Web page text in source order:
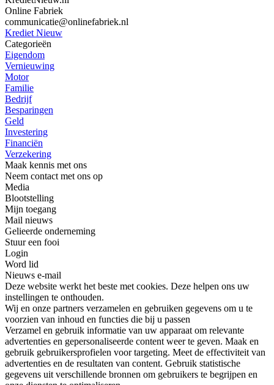
Online Fabriek
communicatie@onlinefabriek.nl
Krediet Nieuw
Categorieën
Eigendom
Vernieuwing
Motor
Familie
Bedrijf
Besparingen
Geld
Investering
Financiën
Verzekering
Maak kennis met ons
Neem contact met ons op
Media
Blootstelling
Mijn toegang
Mail nieuws
Gelieerde onderneming
Stuur een fooi
Login
Word lid
Nieuws e-mail
Deze website werkt het beste met cookies. Deze helpen ons uw
instellingen te onthouden.
Wij en onze partners verzamelen en gebruiken gegevens om u te
voorzien van inhoud en functies die bij u passen
Verzamel en gebruik informatie van uw apparaat om relevante
advertenties en gepersonaliseerde content weer te geven. Maak en
gebruik gebruikersprofielen voor targeting. Meet de effectiviteit van
advertenties en de resultaten van content. Gebruik statistische
gegevens uit verschillende bronnen om gebruikers te begrijpen en